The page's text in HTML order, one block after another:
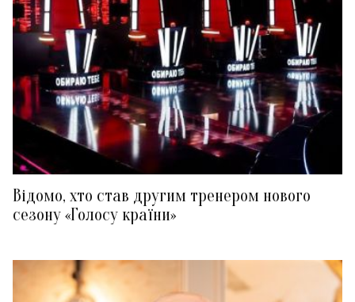
Відомо, хто став другим тренером нового
сезону «Голосу країни»